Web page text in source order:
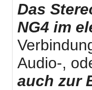
Das
NG4 im
Audio-,
auch zur